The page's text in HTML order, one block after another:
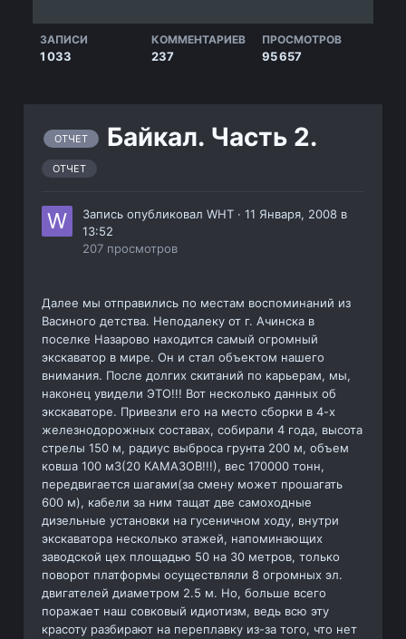
ЗАПИСИ
1 033
КОММЕНТАРИЕВ
237
ПРОСМОТРОВ
95 657
ОТЧЕТ Байкал. Часть 2.
ОТЧЕТ
Запись опубликовалWHT ·11 Января, 2008 в
13:52
207 просмотров
Далее мы отправились по местам воспоминаний из
Васиного детства. Неподалеку от г. Ачинска в
поселке Назарово находится самый огромный
экскаватор в мире. Он и стал объектом нашего
внимания. После долгих скитаний по карьерам, мы,
наконец увидели ЭТО!!! Вот несколько данных об
экскаваторе. Привезли его на место сборки в 4-х
железнодорожных составах, собирали 4 года, высота
стрелы 150 м, радиус выброса грунта 200 м, объем
ковша 100 м3(20 КАМАЗОВ!!!), вес 170000 тонн,
передвигается шагами(за смену может прошагать
600 м), кабели за ним тащат две самоходные
дизельные установки на гусеничном ходу, внутри
экскаватора несколько этажей, напоминающих
заводской цех площадью 50 на 30 метров, только
поворот платформы осуществляли 8 огромных эл.
двигателей диаметром 2.5 м. Но, больше всего
поражает наш совковый идиотизм, ведь всю эту
красоту разбирают на переплавку из-за того, что нет